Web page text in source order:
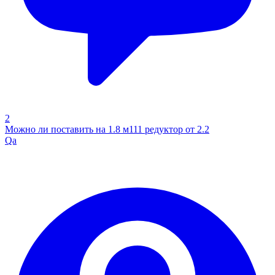
2
Можно ли поставить на 1.8 м111 редуктор от 2.2
Qa